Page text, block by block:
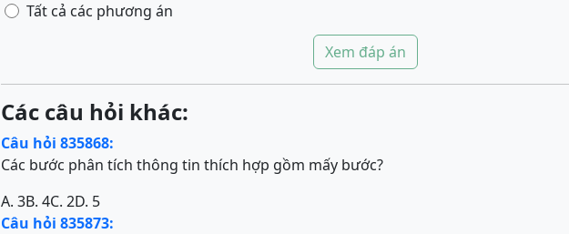
Tất cả các phương án
Xem đáp án
Các câu hỏi khác:
Câu hỏi 835868:
Các bước phân tích thông tin thích hợp gồm mấy bước?
A. 3B. 4C. 2D. 5
Câu hỏi 835873: